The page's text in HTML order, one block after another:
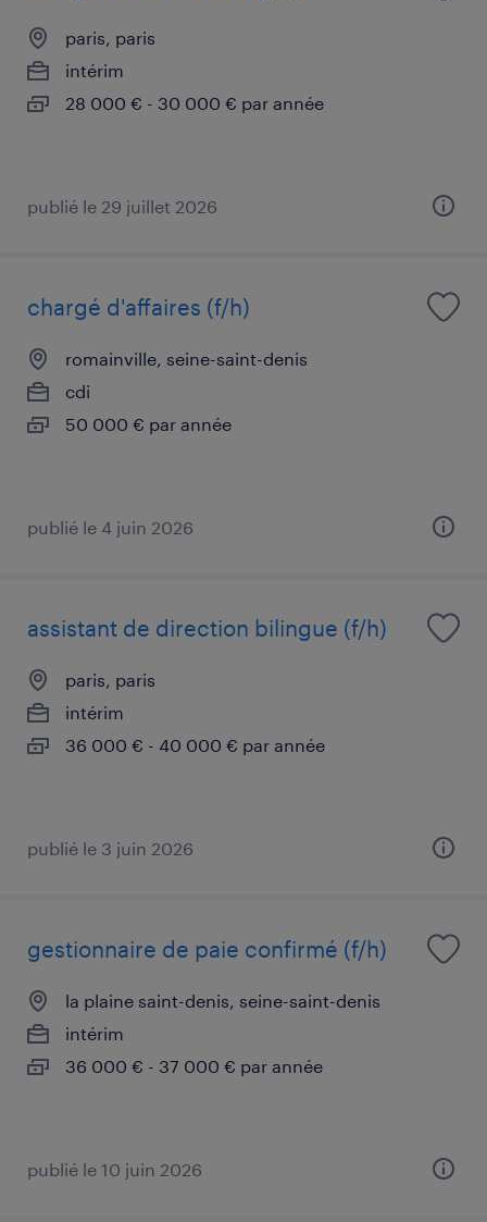
paris, paris
intérim
28 000 € - 30 000 € par année
publié le 29 juillet 2026
chargé d'affaires (f/h)
romainville, seine-saint-denis
cdi
50 000 € par année
publié le 4 juin 2026
assistant de direction bilingue (f/h)
paris, paris
intérim
36 000 € - 40 000 € par année
publié le 3 juin 2026
gestionnaire de paie confirmé (f/h)
la plaine saint-denis, seine-saint-denis
intérim
36 000 € - 37 000 € par année
publié le 10 juin 2026